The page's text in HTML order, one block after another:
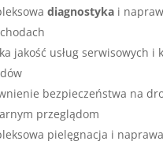
diagnostykai
jakość usług serwisowych i
bezpieczeństwa na
przeglądom
pielęgnacja i